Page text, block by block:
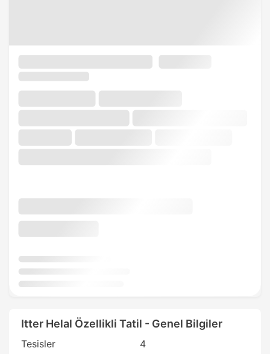
Itter Helal Özellikli Tatil - Genel Bilgiler
Tesisler
4